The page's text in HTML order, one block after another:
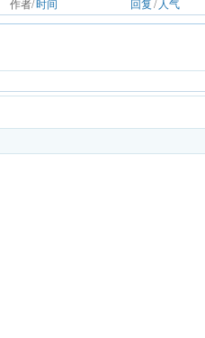
作者/ 时间 回复 / 人气